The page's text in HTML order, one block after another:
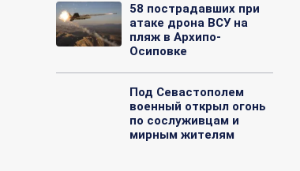
58 пострадавших при
атаке дрона ВСУ на
пляж в Архипо-
Осиповке
Под Севастополем
военный открыл огонь
по сослуживцам и
мирным жителям